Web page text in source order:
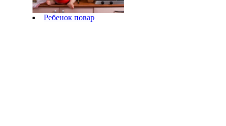
Ребенок повар